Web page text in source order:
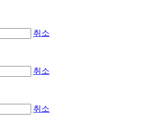
취소
취소
취소